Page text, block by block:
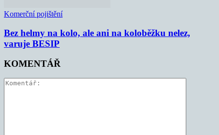
Komerční pojištění
Bez helmy na kolo, ale ani na koloběžku nelez,
varuje BESIP
KOMENTÁŘ